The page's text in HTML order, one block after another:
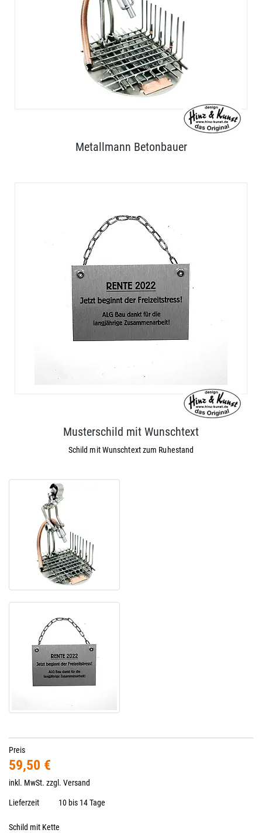
Metallmann Betonbauer
Musterschild mit Wunschtext
Schild mit Wunschtext zum Ruhestand
Preis
59,50 €
inkl. MwSt. zzgl. Versand
Lieferzeit 10 bis 14 Tage
Schild mit Kette